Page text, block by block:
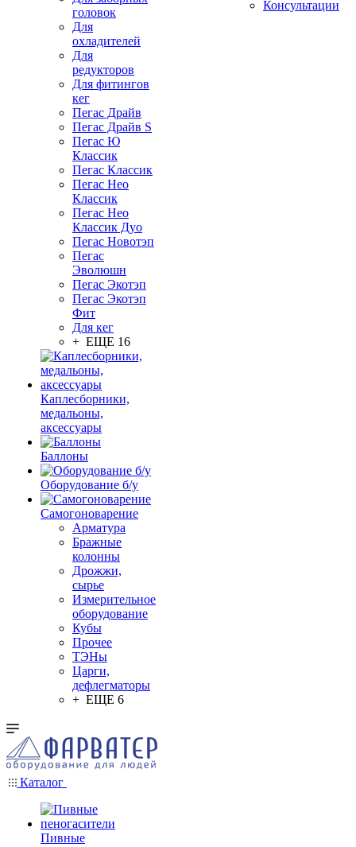
головок
Для
охладителей
Для
редукторов
Для фитингов
кег
Пегас Драйв
Пегас Драйв S
Пегас Ю
Классик
Пегас Классик
Пегас Нео
Классик
Пегас Нео
Классик Дуо
Пегас Новотэп
Пегас
Эволюшн
Пегас Экотэп
Пегас Экотэп
Фит
Для кег
+ ЕЩЕ 16
Каплесборники,
медальоны,
аксессуары
Баллоны
Оборудование б/у
Самогоноварение
Арматура
Бражные
колонны
Дрожжи,
сырье
Измерительное
оборудование
Кубы
Прочее
ТЭНы
Царги,
дефлегматоры
+ ЕЩЕ 6
Консультации
Каталог
Пивные